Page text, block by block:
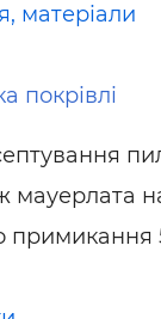
матеріали
покрівлі
мауерлата